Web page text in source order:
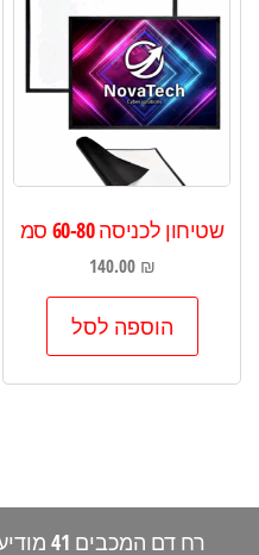
שטיחון לכניסה 60-80 סמ
140.00 ₪
הוספה לסל
רח דם המכבים 41 מודיעין וואטספ 0587870022